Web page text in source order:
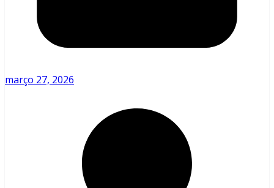
março 27, 2026